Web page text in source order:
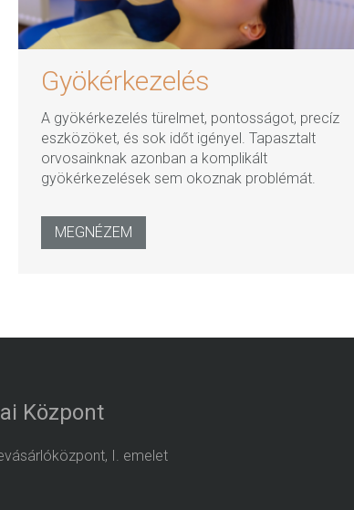
Gyökérkezelés
A gyökérkezelés türelmet, pontosságot, precíz
eszközöket, és sok időt igényel. Tapasztalt
orvosainknak azonban a komplikált
gyökérkezelések sem okoznak problémát.
MEGNÉZEM
Központ
I. emelet